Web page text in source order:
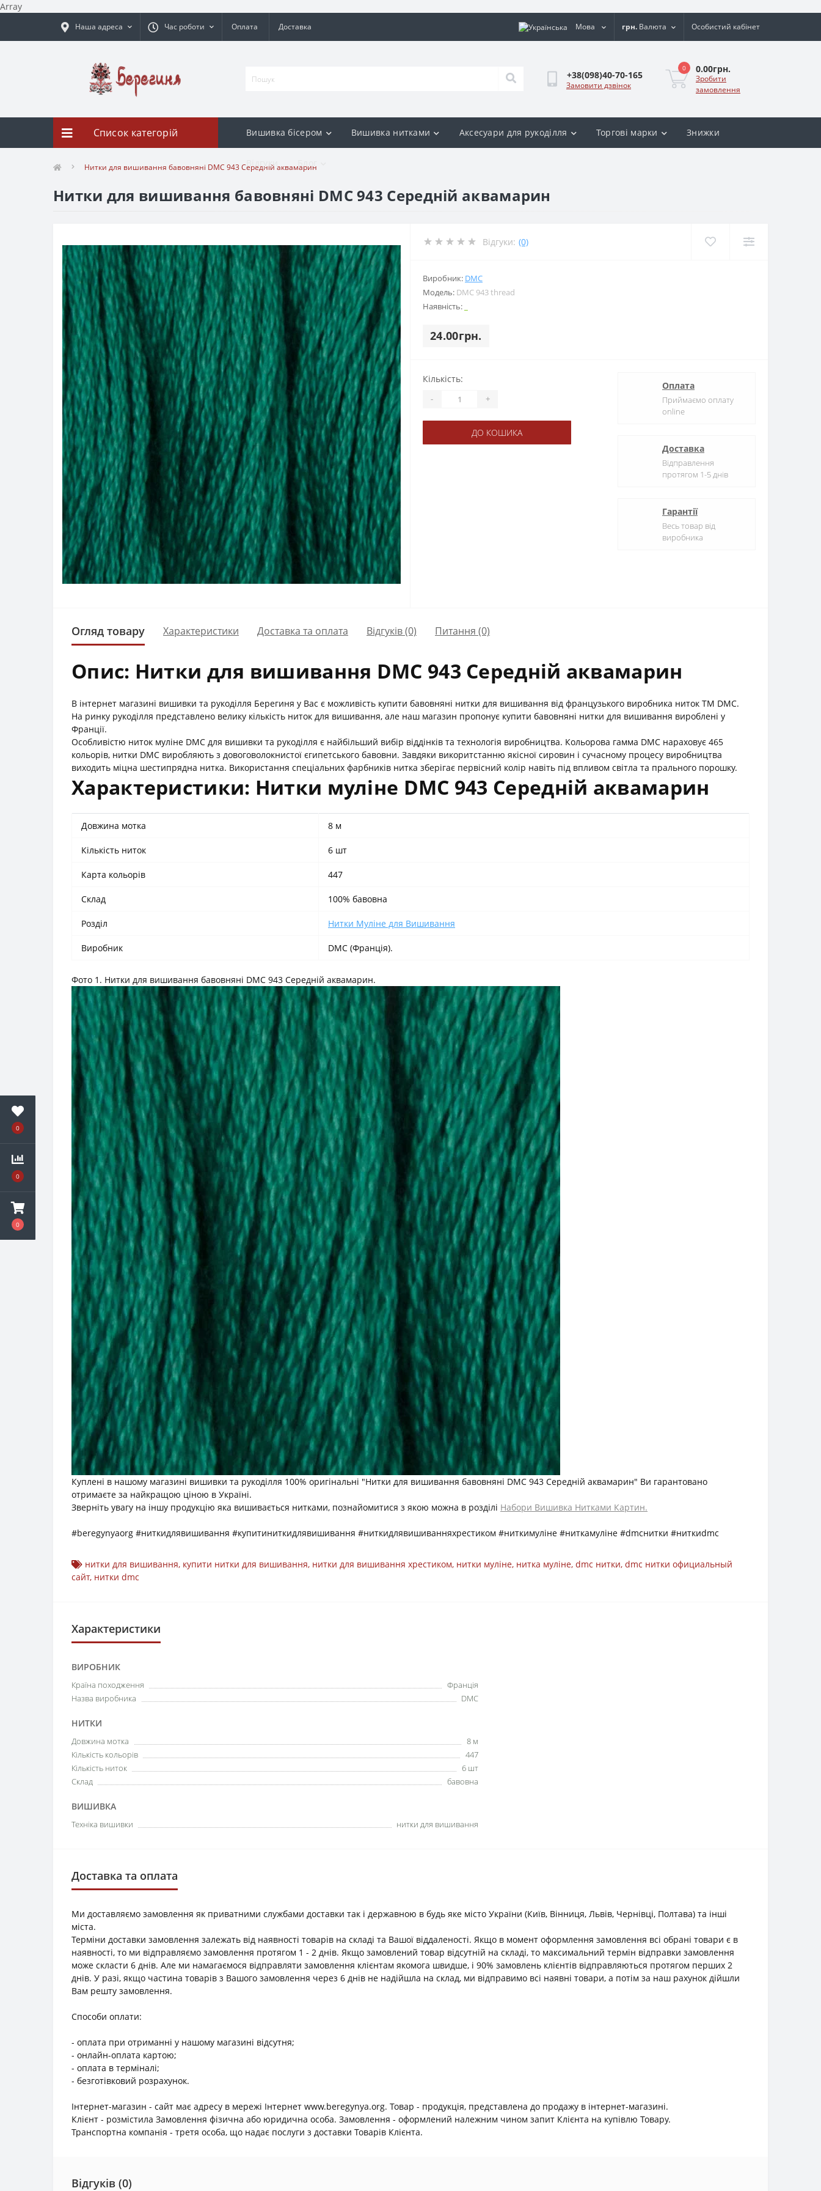
Array
0
0
0
Наша адреса Час роботи Оплата Доставка Мова грн. Валюта Особистий кабінет
+38(098)40-70-165
Замовити дзвінок
0 0.00грн.
Зробити
замовлення
Список категорій Вишивка бісером Вишивка нитками Аксесуари для рукоділля Торгові марки Знижки
Відгуки
Нитки для вишивання бавовняні DMC 943 Середній аквамарин
Нитки для вишивання бавовняні DMC 943 Середній аквамарин
Відгуки: (0)
Виробник: DMC
Модель: DMC 943 thread
Наявність:
24.00грн.
Кількість:
- +
ДО КОШИКА
Оплата
Приймаємо оплату
online
Доставка
Відправлення
протягом 1-5 днів
Гарантії
Весь товар від
виробника
Огляд товару Характеристики Доставка та оплата Відгуків (0) Питання (0)
Опис: Нитки для вишивання DMC 943 Середній аквамарин
В інтернет магазині вишивки та рукоділля Берегиня у Вас є можливість купити бавовняні нитки для вишивання від французького виробника ниток ТМ DMC.
На ринку рукоділля представлено велику кількість ниток для вишивання, але наш магазин пропонує купити бавовняні нитки для вишивання вироблені у
Франції.
Особливістю ниток муліне DMC для вишивки та рукоділля є найбільший вибір віддінків та технологія виробництва. Кольорова гамма DMC нараховує 465
кольорів, нитки DMC виробляють з довоговолокнистої єгипетського бавовни. Завдяки викоритстанню якісної сировин і сучасному процесу виробництва
виходить міцна шестипрядна нитка. Використання спеціальних фарбників нитка зберігає первісний колір навіть під впливом світла та прального порошку.
Характеристики: Нитки муліне DMC 943 Середній аквамарин
Довжина мотка 8 м
Кількість ниток 6 шт
Карта кольорів 447
Склад 100% бавовна
Розділ Нитки Муліне для Вишивання
Виробник DMC (Франція).
Фото 1. Нитки для вишивання бавовняні DMC 943 Середній аквамарин.
Куплені в нашому магазині вишивки та рукоділля 100% оригінальні "Нитки для вишивання бавовняні DMC 943 Середній аквамарин" Ви гарантовано
отримаєте за найкращою ціною в Україні.
Зверніть увагу на іншу продукцію яка вишивається нитками, познайомитися з якою можна в розділі Набори Вишивка Нитками Картин.
#beregynyaorg #ниткидлявишивання #купитиниткидлявишивання #ниткидлявишиванняхрестиком #ниткимуліне #ниткамуліне #dmcнитки #ниткиdmc
нитки для вишивання, купити нитки для вишивання, нитки для вишивання хрестиком, нитки муліне, нитка муліне, dmc нитки, dmc нитки официальный
сайт, нитки dmc
Характеристики
ВИРОБНИК
Країна походження
Франція
Назва виробника
DMC
НИТКИ
Довжина мотка
8 м
Кількість кольорів
447
Кількість ниток
6 шт
Склад
бавовна
ВИШИВКА
Техніка вишивки нитки для вишивання
Доставка та оплата
Ми доставляємо замовлення як приватними службами доставки так і державною в будь яке місто України (Київ, Вінниця, Львів, Чернівці, Полтава) та інші
міста.
Терміни доставки замовлення залежать від наявності товарів на складі та Вашої віддаленості. Якщо в момент оформлення замовлення всі обрані товари є в
наявності, то ми відправляємо замовлення протягом 1 - 2 днів. Якщо замовлений товар відсутній на складі, то максимальний термін відправки замовлення
може скласти 6 днів. Але ми намагаємося відправляти замовлення клієнтам якомога швидше, і 90% замовлень клієнтів відправляються протягом перших 2
днів. У разі, якщо частина товарів з Вашого замовлення через 6 днів не надійшла на склад, ми відправимо всі наявні товари, а потім за наш рахунок дійшли
Вам решту замовлення.
Способи оплати:
- оплата при отриманні у нашому магазині відсутня;
- онлайн-оплата картою;
- оплата в терміналі;
- безготівковий розрахунок.
Інтернет-магазин - сайт має адресу в мережі Інтернет www.beregynya.org. Товар - продукція, представлена до продажу в інтернет-магазині.
Клієнт - розмістила Замовлення фізична або юридична особа. Замовлення - оформлений належним чином запит Клієнта на купівлю Товару.
Транспортна компанія - третя особа, що надає послуги з доставки Товарів Клієнта.
Відгуків (0)